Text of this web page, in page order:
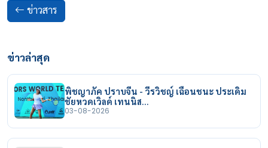
ข่าวสาร
ข่าวล่าสุด
พิชญาภัค ปราบจีน - วีรวิชญ์ เฉือนชนะ ประเดิม
ชัยหวดเวิลด์ เทนนิส…
03-08-2026